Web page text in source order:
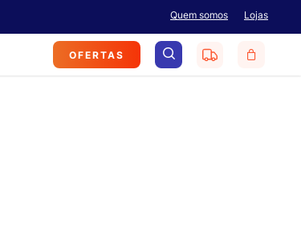
Lojas
Quem somos
OFERTAS search
Menu